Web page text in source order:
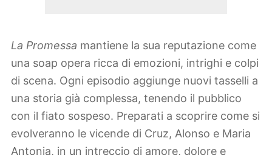
La Promessa mantiene la sua reputazione come
una soap opera ricca di emozioni, intrighi e colpi
di scena. Ogni episodio aggiunge nuovi tasselli a
una storia già complessa, tenendo il pubblico
con il fiato sospeso. Preparati a scoprire come si
evolveranno le vicende di Cruz, Alonso e Maria
Antonia, in un intreccio di amore, dolore e